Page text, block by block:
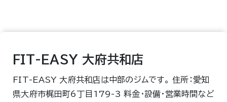
FIT-EASY 大府共和店
FIT-EASY 大府共和店は中部のジムです。 住所：愛知
県大府市梶田町6丁目179-3 料金・設備・営業時間など